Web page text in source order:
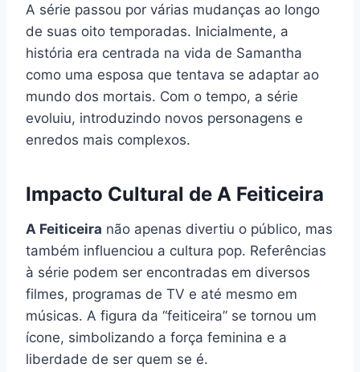
A série passou por várias mudanças ao longo
de suas oito temporadas. Inicialmente, a
história era centrada na vida de Samantha
como uma esposa que tentava se adaptar ao
mundo dos mortais. Com o tempo, a série
evoluiu, introduzindo novos personagens e
enredos mais complexos.
Impacto Cultural de A Feiticeira
A Feiticeira não apenas divertiu o público, mas
também influenciou a cultura pop. Referências
à série podem ser encontradas em diversos
filmes, programas de TV e até mesmo em
músicas. A figura da “feiticeira” se tornou um
ícone, simbolizando a força feminina e a
liberdade de ser quem se é.